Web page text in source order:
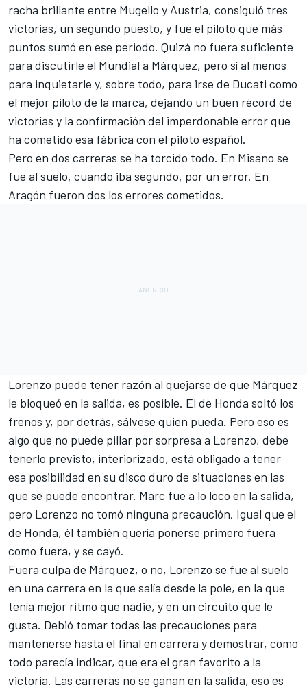
racha brillante entre Mugello y Austria, consiguió tres
victorias, un segundo puesto, y fue el piloto que más
puntos sumó en ese periodo. Quizá no fuera suficiente
para discutirle el Mundial a Márquez, pero sí al menos
para inquietarle y, sobre todo, para irse de Ducati como
el mejor piloto de la marca, dejando un buen récord de
victorias y la confirmación del imperdonable error que
ha cometido esa fábrica con el piloto español.
Pero en dos carreras se ha torcido todo. En Misano se
fue al suelo, cuando iba segundo, por un error. En
Aragón fueron dos los errores cometidos.
Lorenzo puede tener razón al quejarse de que Márquez
le bloqueó en la salida, es posible. El de Honda soltó los
frenos y, por detrás, sálvese quien pueda. Pero eso es
algo que no puede pillar por sorpresa a Lorenzo, debe
tenerlo previsto, interiorizado, está obligado a tener
esa posibilidad en su disco duro de situaciones en las
que se puede encontrar. Marc fue a lo loco en la salida,
pero Lorenzo no tomó ninguna precaución. Igual que el
de Honda, él también quería ponerse primero fuera
como fuera, y se cayó.
Fuera culpa de Márquez, o no, Lorenzo se fue al suelo
en una carrera en la que salía desde la pole, en la que
tenía mejor ritmo que nadie, y en un circuito que le
gusta. Debió tomar todas las precauciones para
mantenerse hasta el final en carrera y demostrar, como
todo parecía indicar, que era el gran favorito a la
victoria. Las carreras no se ganan en la salida, eso es